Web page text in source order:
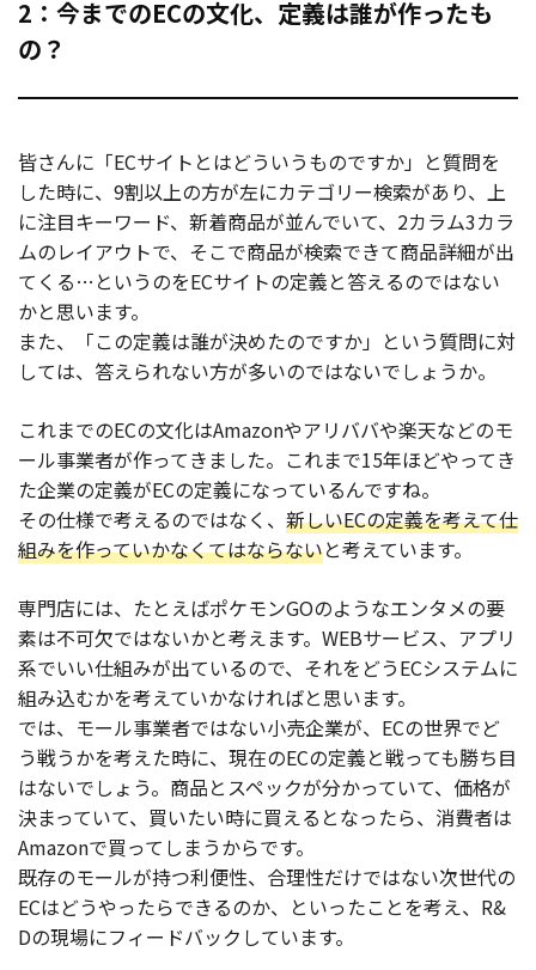
2：今までのECの文化、定義は誰が作ったも
の？
皆さんに「ECサイトとはどういうものですか」と質問を
した時に、9割以上の方が左にカテゴリー検索があり、上
に注目キーワード、新着商品が並んでいて、2カラム3カラ
ムのレイアウトで、そこで商品が検索できて商品詳細が出
てくる…というのをECサイトの定義と答えるのではない
かと思います。
また、「この定義は誰が決めたのですか」という質問に対
しては、答えられない方が多いのではないでしょうか。
これまでのECの文化はAmazonやアリババや楽天などのモ
ール事業者が作ってきました。これまで15年ほどやってき
た企業の定義がECの定義になっているんですね。
その仕様で考えるのではなく、 新しいECの定義を考えて仕
組みを作っていかなくてはならないと考えています。
専門店には、たとえばポケモンGOのようなエンタメの要
素は不可欠ではないかと考えます。WEBサービス、アプリ
系でいい仕組みが出ているので、それをどうECシステムに
組み込むかを考えていかなければと思います。
では、モール事業者ではない小売企業が、ECの世界でど
う戦うかを考えた時に、現在のECの定義と戦っても勝ち目
はないでしょう。商品とスペックが分かっていて、価格が
決まっていて、買いたい時に買えるとなったら、消費者は
Amazonで買ってしまうからです。
既存のモールが持つ利便性、合理性だけではない次世代の
ECはどうやったらできるのか、といったことを考え、R&
Dの現場にフィードバックしています。